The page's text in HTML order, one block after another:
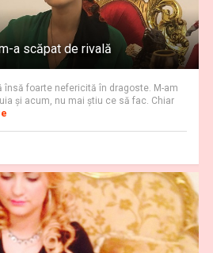
a scăpat de rivală
însă foarte nefericită în dragoste. M-am
şi acum, nu mai ştiu ce să fac. Chiar